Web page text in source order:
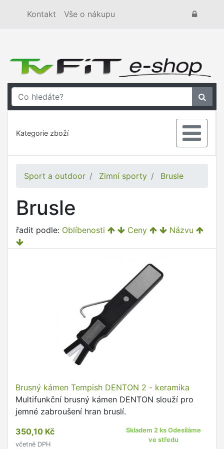
Kontakt Vše o nákupu
Kategorie zboží
Sport a outdoor Zimní sporty Brusle
Brusle
řadit podle: Oblíbenosti Ceny Názvu
Brusný kámen Tempish DENTON 2 - keramika
Multifunkční brusný kámen DENTON slouží pro
jemné zabroušení hran bruslí.
350,10 Kč
včetně DPH
Skladem 2 ks Odesíláme
ve středu